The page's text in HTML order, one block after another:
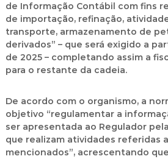
de Informação Contábil com fins
de importação, refinação,
transporte, armazenamento de
derivados” – que será exigido a
de 2025 – completando assim a
para o restante da cadeia.
De acordo com o organismo, a
objetivo “regulamentar a
ser apresentada ao Regulador
que realizam atividades referidas
mencionados”, acrescentando